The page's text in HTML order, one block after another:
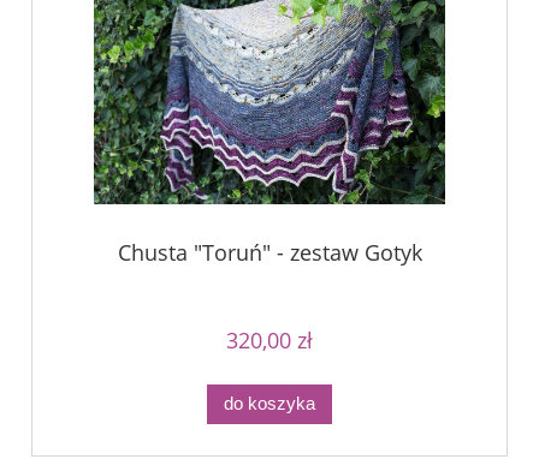
Chusta "Toruń" - zestaw Gotyk
320,00 zł
do koszyka